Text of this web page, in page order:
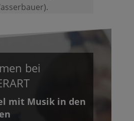
bei
mit Musik in den